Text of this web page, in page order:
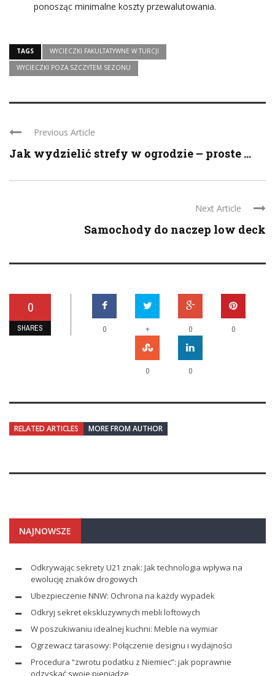
ponosząc minimalne koszty przewalutowania.
TAGS
WYCIECZKI FAKULTATYWNE W TURCJI
WYCIECZKI POZA SZCZYTEM SEZONU
Previous Article
Jak wydzielić strefy w ogrodzie – proste ...
Next Article
Samochody do naczep low deck
0
SHARES 0 + 0 0
0 0
RELATED ARTICLES MORE FROM AUTHOR
NAJNOWSZE
Odkrywając sekrety U21 znak: Jak technologia wpływa na
ewolucję znaków drogowych
Ubezpieczenie NNW: Ochrona na każdy wypadek
Odkryj sekret ekskluzywnych mebli loftowych
W poszukiwaniu idealnej kuchni: Meble na wymiar
Ogrzewacz tarasowy: Połączenie designu i wydajności
Procedura “zwrotu podatku z Niemiec”: jak poprawnie
odzyskać swoje pieniądze